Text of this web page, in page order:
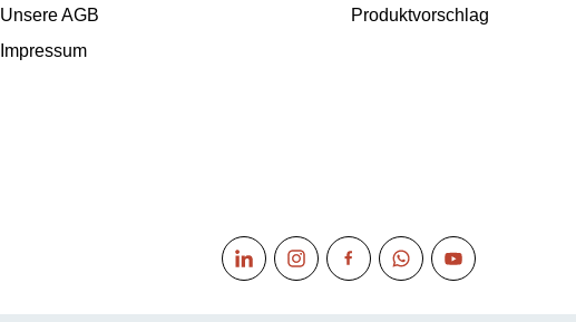
Unsere AGB
Impressum
Produktvorschlag